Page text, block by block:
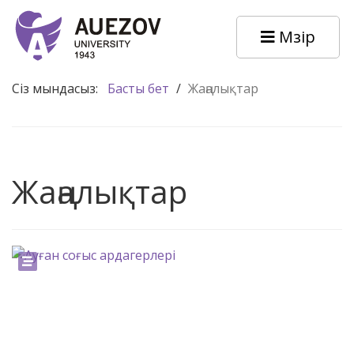
Мәзір
Сіз мындасыз: Басты бет / Жаңалықтар
Жаңалықтар